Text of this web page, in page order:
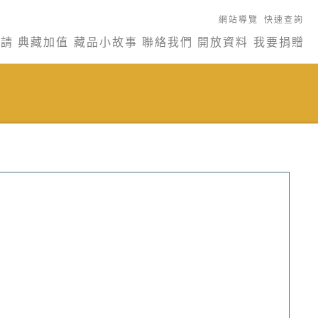
網站導覽 快速查詢
典藏加值 藏品小故事 聯絡我們 開放資料 我要捐贈